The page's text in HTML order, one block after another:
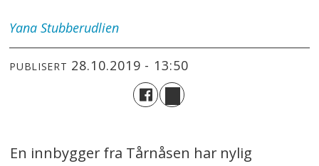
Yana Stubberudlien
PUBLISERT 28.10.2019 - 13:50
En innbygger fra Tårnåsen har nylig